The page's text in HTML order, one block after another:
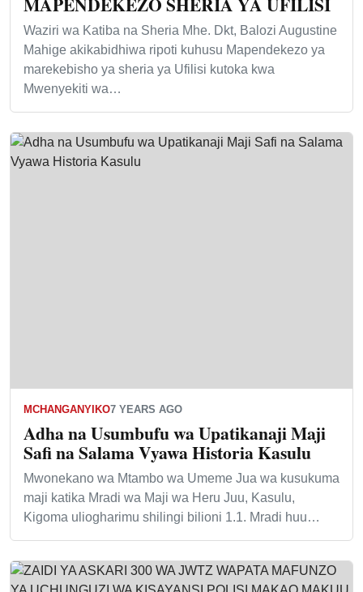
Waziri wa Katiba na Sheria Mhe. Dkt, Balozi Augustine
Mahige akikabidhiwa ripoti kuhusu Mapendekezo ya
marekebisho ya sheria ya Ufilisi kutoka kwa
Mwenyekiti wa…
MCHANGANYIKO7 YEARS AGO
Adha na Usumbufu wa Upatikanaji Maji
Safi na Salama Vyawa Historia Kasulu
Mwonekano wa Mtambo wa Umeme Jua wa kusukuma
maji katika Mradi wa Maji wa Heru Juu, Kasulu,
Kigoma uliogharimu shilingi bilioni 1.1. Mradi huu…